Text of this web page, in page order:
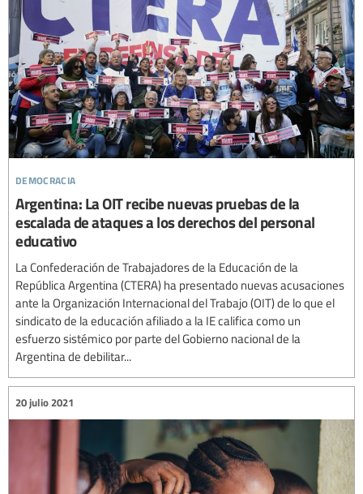
democracia
Argentina: La OIT recibe nuevas pruebas de la
escalada de ataques a los derechos del personal
educativo
La Confederación de Trabajadores de la Educación de la
República Argentina (CTERA) ha presentado nuevas acusaciones
ante la Organización Internacional del Trabajo (OIT) de lo que el
sindicato de la educación afiliado a la IE califica como un
esfuerzo sistémico por parte del Gobierno nacional de la
Argentina de debilitar...
20 julio 2021